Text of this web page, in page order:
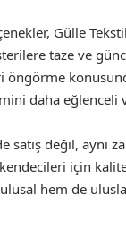
Gülle
taze ve
daha
satış değil, aynı
için
hem de